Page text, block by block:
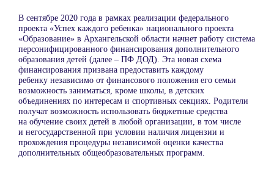
В сентябре 2020 года в рамках реализации федерального
проекта «Успех каждого ребенка» национального проекта
«Образование» в Архангельской области начнет работу система
персонифицированного финансирования дополнительного
образования детей (далее – ПФ ДОД). Эта новая схема
финансирования призвана предоставить каждому
ребенку независимо от финансового положения его семьи
возможность заниматься, кроме школы, в детских
объединениях по интересам и спортивных секциях. Родители
получат возможность использовать бюджетные средства
на обучение своих детей в любой организации, в том числе
и негосударственной при условии наличия лицензии и
прохождения процедуры независимой оценки качества
дополнительных общеобразовательных программ.